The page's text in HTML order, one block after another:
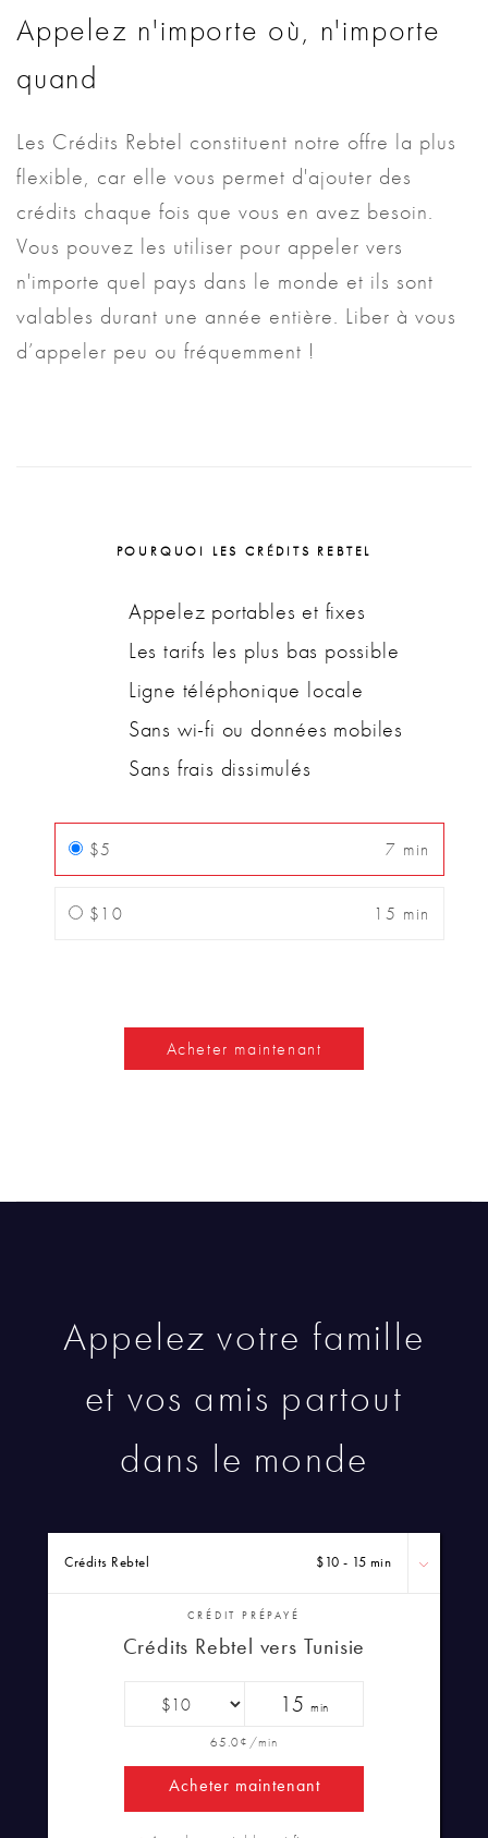
Appelez n'importe où, n'importe
quand
Les Crédits Rebtel constituent notre offre la plus
flexible, car elle vous permet d'ajouter des
crédits chaque fois que vous en avez besoin.
Vous pouvez les utiliser pour appeler vers
n'importe quel pays dans le monde et ils sont
valables durant une année entière. Liber à vous
d’appeler peu ou fréquemment !
POURQUOI LES CRÉDITS REBTEL
Appelez portables et fixes
Les tarifs les plus bas possible
Ligne téléphonique locale
Sans wi-fi ou données mobiles
Sans frais dissimulés
$5 7 min
$10 15 min
Acheter maintenant
Appelez votre famille
et vos amis partout
dans le monde
Crédits Rebtel $10 - 15 min
CRÉDIT PRÉPAYÉ
Crédits Rebtel vers Tunisie
15 min
65.0¢/min
Acheter maintenant